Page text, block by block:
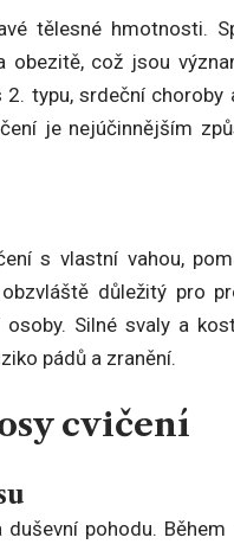
tělesné hmotnosti.
což jsou
typu, srdeční choroby
je nejúčinnějším
s vlastní vahou,
důležitý pro
Silné svaly a
pádů a zranění.
cvičení
pohodu.